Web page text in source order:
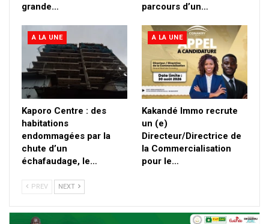
grande…
parcours d’un…
A LA UNE
Kaporo Centre : des
habitations
endommagées par la
chute d’un
échafaudage, le…
A LA UNE
Kakandé Immo recrute
un (e)
Directeur/Directrice de
la Commercialisation
pour le…
PREV NEXT